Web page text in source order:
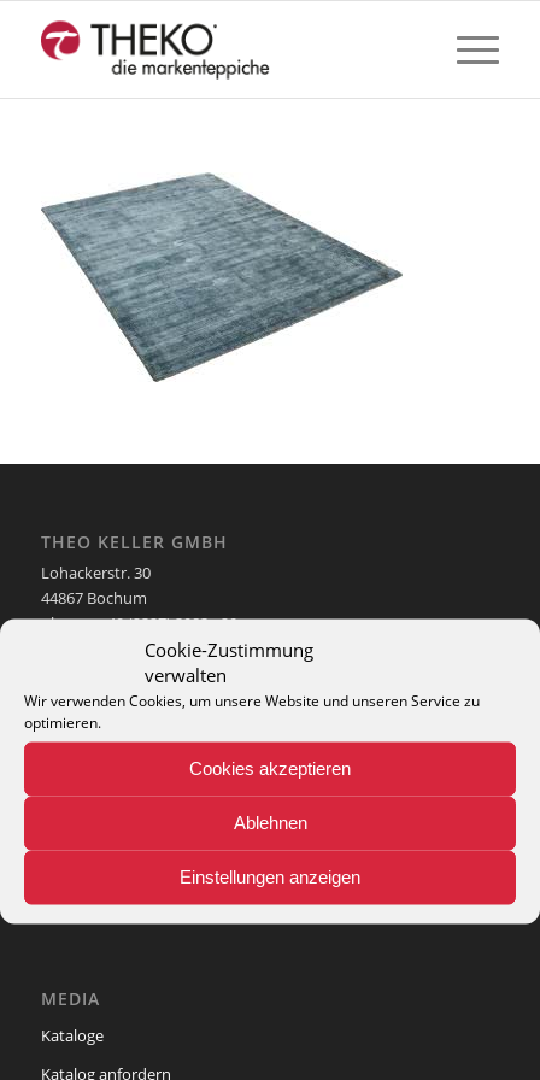
Cookie-Zustimmung
verwalten
Wir verwenden Cookies, um unsere Website und unseren Service zu
optimieren.
Cookies akzeptieren
Ablehnen
Einstellungen anzeigen
THEO KELLER GMBH
Lohackerstr. 30
44867 Bochum
phone: + 49 (2327) 3083 - 20
info@theko-collection.com
Teppich-Lexikon
MEDIA
Kataloge
Katalog anfordern